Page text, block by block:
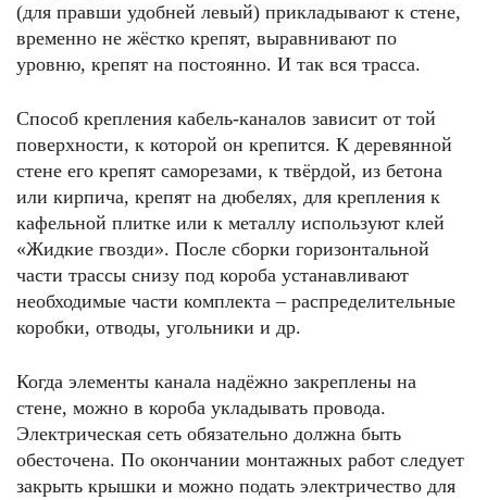
(для правши удобней левый) прикладывают к стене,
временно не жёстко крепят, выравнивают по
уровню, крепят на постоянно. И так вся трасса.
Способ крепления кабель-каналов зависит от той
поверхности, к которой он крепится. К деревянной
стене его крепят саморезами, к твёрдой, из бетона
или кирпича, крепят на дюбелях, для крепления к
кафельной плитке или к металлу используют клей
«Жидкие гвозди». После сборки горизонтальной
части трассы снизу под короба устанавливают
необходимые части комплекта – распределительные
коробки, отводы, угольники и др.
Когда элементы канала надёжно закреплены на
стене, можно в короба укладывать провода.
Электрическая сеть обязательно должна быть
обесточена. По окончании монтажных работ следует
закрыть крышки и можно подать электричество для